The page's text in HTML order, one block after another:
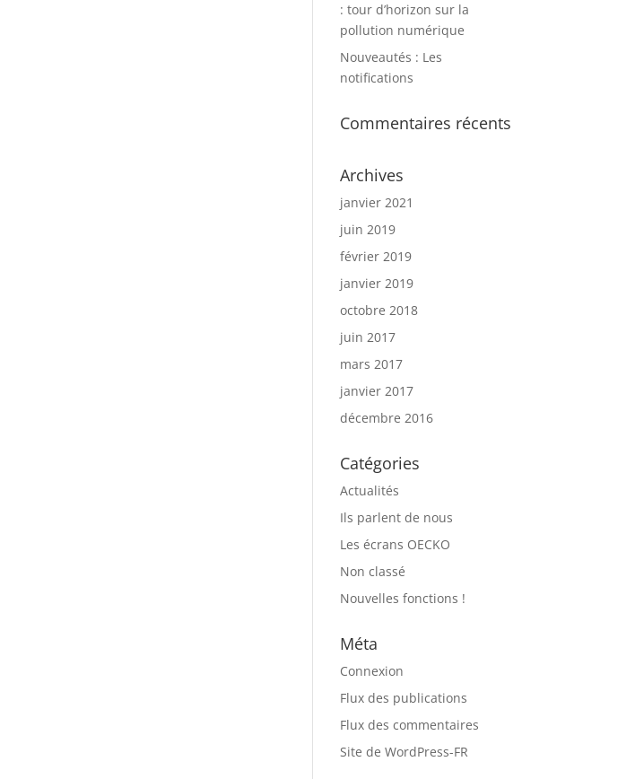
: tour d’horizon sur la
pollution numérique
Nouveautés : Les
notifications
Commentaires récents
Archives
janvier 2021
juin 2019
février 2019
janvier 2019
octobre 2018
juin 2017
mars 2017
janvier 2017
décembre 2016
Catégories
Actualités
Ils parlent de nous
Les écrans OECKO
Non classé
Nouvelles fonctions !
Méta
Connexion
Flux des publications
Flux des commentaires
Site de WordPress-FR